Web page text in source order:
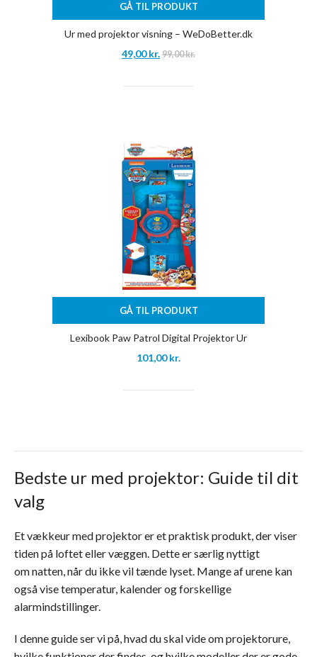
GÅ TIL PRODUKT
Ur med projektor visning – WeDoBetter.dk
49,00kr. 99,00kr.
GÅ TIL PRODUKT
Lexibook Paw Patrol Digital Projektor Ur
101,00kr.
Bedste ur med projektor: Guide til dit
valg
Et vækkeur med projektor er et praktisk produkt, der viser
tiden på loftet eller væggen. Dette er særlig nyttigt
om natten, når du ikke vil tænde lyset. Mange af urene kan
også vise temperatur, kalender og forskellige
alarmindstillinger.
I denne guide ser vi på, hvad du skal vide om projektorure,